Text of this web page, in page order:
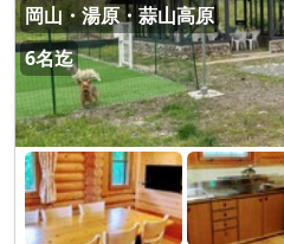
岡山・湯原・蒜山高原
6名迄